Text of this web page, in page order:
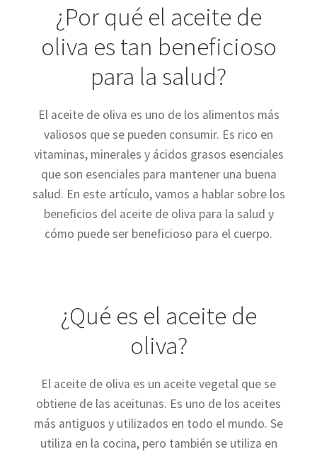
¿Por qué el aceite de
oliva es tan beneficioso
para la salud?
El aceite de oliva es uno de los alimentos más
valiosos que se pueden consumir. Es rico en
vitaminas, minerales y ácidos grasos esenciales
que son esenciales para mantener una buena
salud. En este artículo, vamos a hablar sobre los
beneficios del aceite de oliva para la salud y
cómo puede ser beneficioso para el cuerpo.
¿Qué es el aceite de
oliva?
El aceite de oliva es un aceite vegetal que se
obtiene de las aceitunas. Es uno de los aceites
más antiguos y utilizados en todo el mundo. Se
utiliza en la cocina, pero también se utiliza en